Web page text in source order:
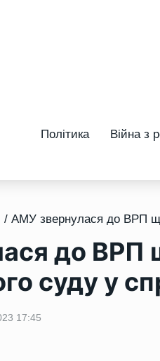
Політика Війна з
до ВРП
суду у
17:45